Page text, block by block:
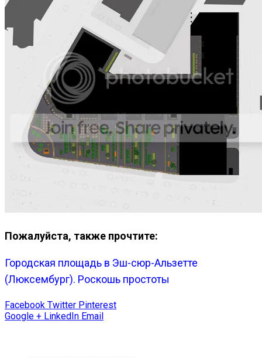
Пожалуйста, также прочтите:
Городская площадь в Эш-сюр-Альзетте
(Люксембург). Роскошь простоты
Facebook Twitter Pinterest
Google + LinkedIn Email